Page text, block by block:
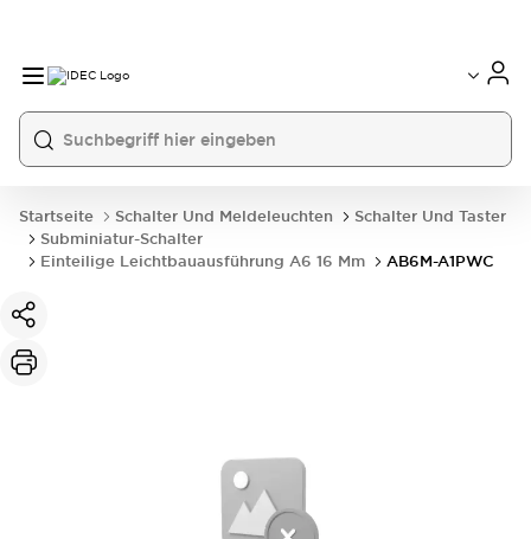
Startseite Schalter Und Meldeleuchten
Schalter Und Taster
Subminiatur-Schalter
Einteilige Leichtbauausführung A6 16 Mm
AB6M-A1PWC